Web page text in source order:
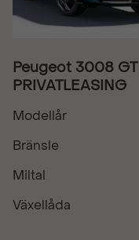
Peugeot 3008
PRIVATLEASING
Modellår
Bränsle
Miltal
Växellåda